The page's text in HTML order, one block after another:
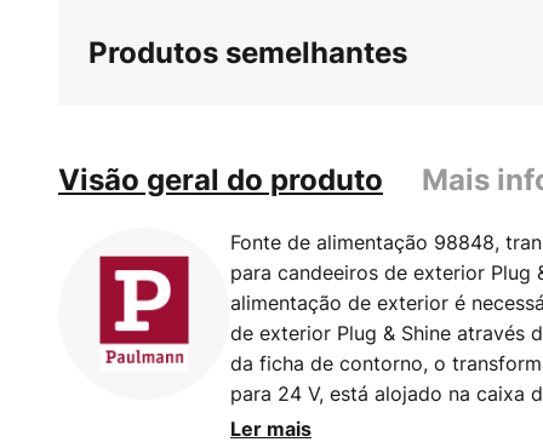
Produtos semelhantes
Visão geral do produto Mais
Fonte de alimentação 98848,
para candeeiros de exterior Plug
alimentação de exterior é
de exterior Plug & Shine através
da ficha de contorno, o
para 24 V, está alojado na caixa
específica para o Plug & Shine
Ler mais